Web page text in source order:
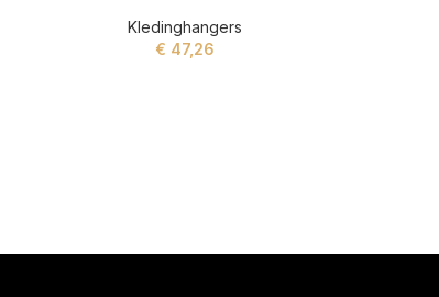
Kledinghangers
€ 47,26